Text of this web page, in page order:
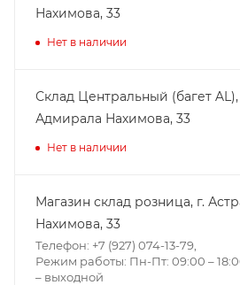
Нахимова, 33
Нет в наличии
Склад Центральный (багет AL),
Адмирала Нахимова, 33
Нет в наличии
Магазин склад розница, г.
Нахимова, 33
Телефон: +7 (927) 074-13-79,
Режим работы: Пн-Пт: 09:00 –
– выходной